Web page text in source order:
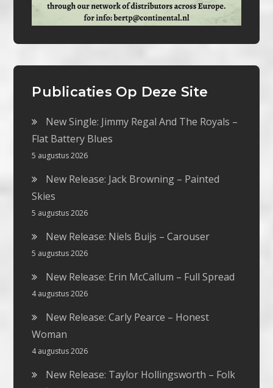
Publicaties Op Deze Site
New Single: Jimmy Regal And The Royals –
Flat Battery Blues
5 augustus 2026
New Release: Jack Browning – Painted
Skies
5 augustus 2026
New Release: Niels Buijs – Carouser
5 augustus 2026
New Release: Erin McCallum – Full Spread
4 augustus 2026
New Release: Carly Pearce – Honest
Woman
4 augustus 2026
New Release: Taylor Hollingsworth – Folk